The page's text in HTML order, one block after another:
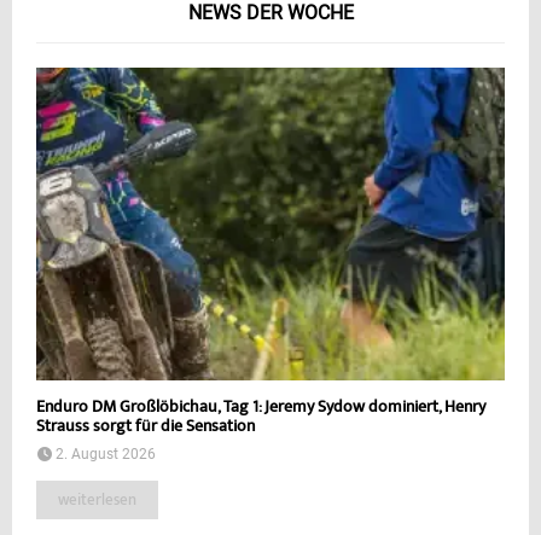
NEWS DER WOCHE
Enduro DM Großlöbichau, Tag 1: Jeremy Sydow dominiert, Henry
Strauss sorgt für die Sensation
2. August 2026
weiterlesen